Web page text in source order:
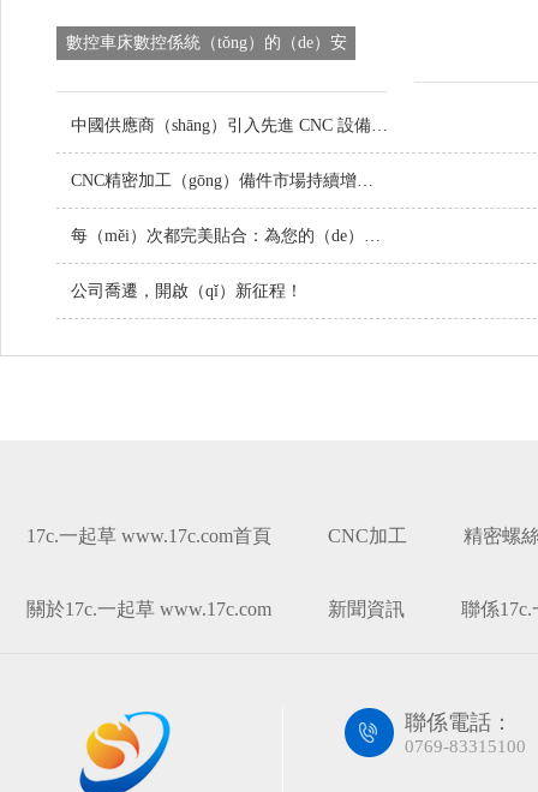
數控車床數控係統（tǒng）的（de）安
中國供應商（shāng）引入先進 CNC 設備，提升定製金屬零件品質
CNC精密加工（gōng）備件市場持續增長，技術創新引領行（háng）業未（wèi）來
每（měi）次都完美貼合：為您的（de）項目定（dìng）製螺絲
公司喬遷，開啟（qǐ）新征程！
17c.一起草 www.17c.com首頁 CNC加工 精密螺
關於17c.一起草 www.17c.com 新聞資訊 聯係17c.
聯係電話：
0769-83315100